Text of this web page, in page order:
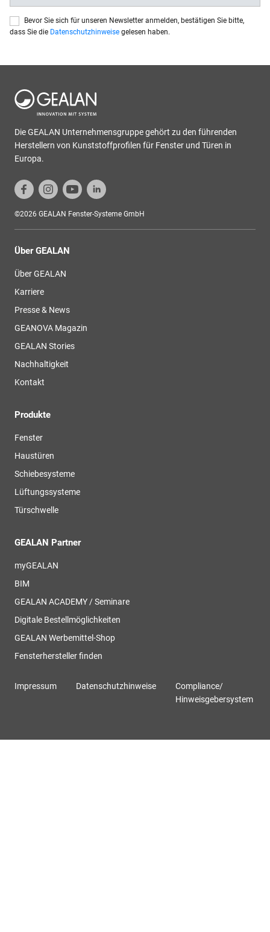
Bevor Sie sich für unseren Newsletter anmelden, bestätigen Sie bitte,
dass Sie die Datenschutzhinweise gelesen haben.
Die GEALAN Unternehmensgruppe gehört zu den führenden
Herstellern von Kunststoffprofilen für Fenster und Türen in
Europa.
©2026 GEALAN Fenster-Systeme GmbH
Über GEALAN
Über GEALAN
Karriere
Presse & News
GEANOVA Magazin
GEALAN Stories
Nachhaltigkeit
Kontakt
Produkte
Fenster
Haustüren
Schiebesysteme
Lüftungssysteme
Türschwelle
GEALAN Partner
myGEALAN
BIM
GEALAN ACADEMY / Seminare
Digitale Bestellmöglichkeiten
GEALAN Werbemittel-Shop
Fensterhersteller finden
Impressum Datenschutzhinweise
Compliance/
Hinweisgebersystem